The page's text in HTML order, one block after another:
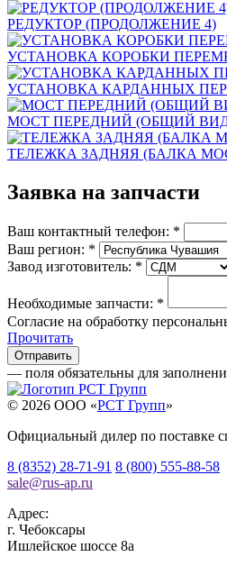
РЕДУКТОР (ПРОДОЛЖЕНИЕ 4)
УСТАНОВКА КОРОБКИ
УСТАНОВКА КАРДАННЫХ
МОСТ ПЕРЕДНИЙ (ОБЩИЙ
ТЕЛЕЖКА ЗАДНЯЯ (БАЛКА
Заявка на запчасти
Ваш контактный телефон: *
Ваш регион: *
Завод изготовитель: *
Необходимые запчасти: *
Согласие на обработку
Прочитать
— поля обязательны для
© 2026 OOO «РСТ Групп»
Официальный дилер по поставке
8 (8352) 28-71-91 8 (800) 555-88-58
sale@rus-ap.ru
Адрес:
г. Чебоксары
Ишлейское шоссе 8а